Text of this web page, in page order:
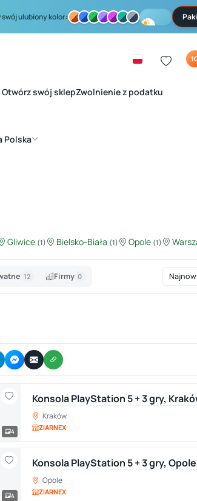
swój ulubiony kolor:
Otwórz swój sklepZwolnienie z podatku
Polska
Gliwice (1) Bielsko-Biała (1) Opole (1)
12 Firmy 0
4
Konsola PlayStation 5 + 3 gry,
Kraków
ZIARNEX
4
Konsola PlayStation 5 + 3 gry, Opole
Opole
ZIARNEX